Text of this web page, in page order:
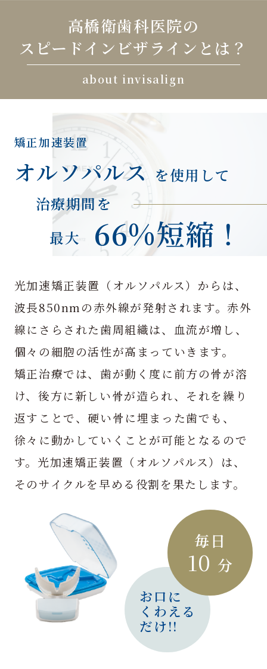
高橋衛歯科医院の
スピードインビザラインとは？
矯正加速装置
オルソパルス を使用して
治療期間を
最大
66%短縮！
光加速矯正装置（オルソパルス）からは、
波長850nmの赤外線が発射されます。赤外
線にさらされた歯周組織は、血流が増し、
個々の細胞の活性が高まっていきます。
矯正治療では、歯が動く度に前方の骨が溶
け、後方に新しい骨が造られ、それを繰り
返すことで、硬い骨に埋まった歯でも、
徐々に動かしていくことが可能となるので
す。光加速矯正装置（オルソパルス）は、
そのサイクルを早める役割を果たします。
毎日
10 分
お口に
くわえる
だけ!!